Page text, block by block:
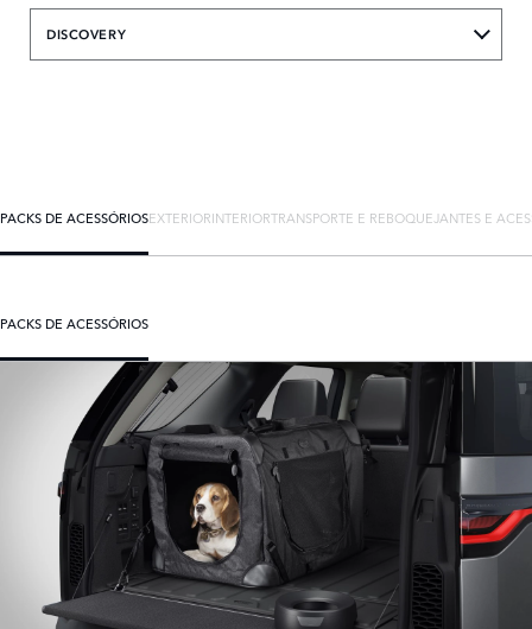
DISCOVERY
PACKS DE ACESSÓRIOSEXTERIORINTERIORTRANSPORTE E REBOQUEJANTES E
PACKS DE ACESSÓRIOS